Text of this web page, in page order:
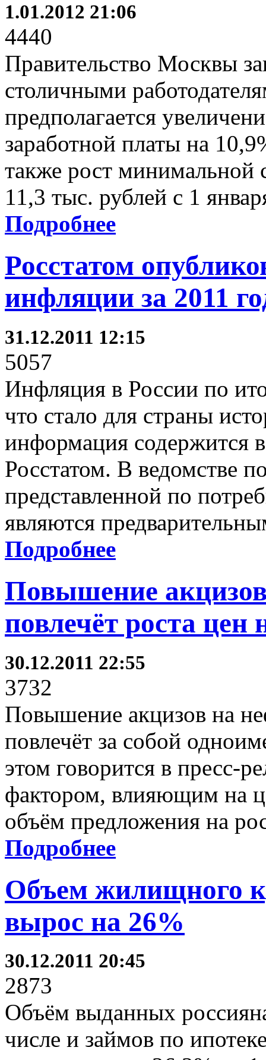
1.01.2012 21:06
4440
Правительство Москвы
столичными
предполагается
заработной платы на
также рост минимальной
11,3 тыс. рублей с 1
Подробнее
Росстатом
инфляции за 2011
31.12.2011 12:15
5057
Инфляция в России по
что стало для страны
информация содержится
Росстатом. В ведомстве
представленной по
являются
Подробнее
Повышение
повлечёт роста цен
30.12.2011 22:55
3732
Повышение акцизов на
повлечёт за собой
этом говорится в пресс-
фактором, влияющим на
объём предложения на
Подробнее
Объем жилищного
вырос на 26%
30.12.2011 20:45
2873
Объём выданных
числе и займов по